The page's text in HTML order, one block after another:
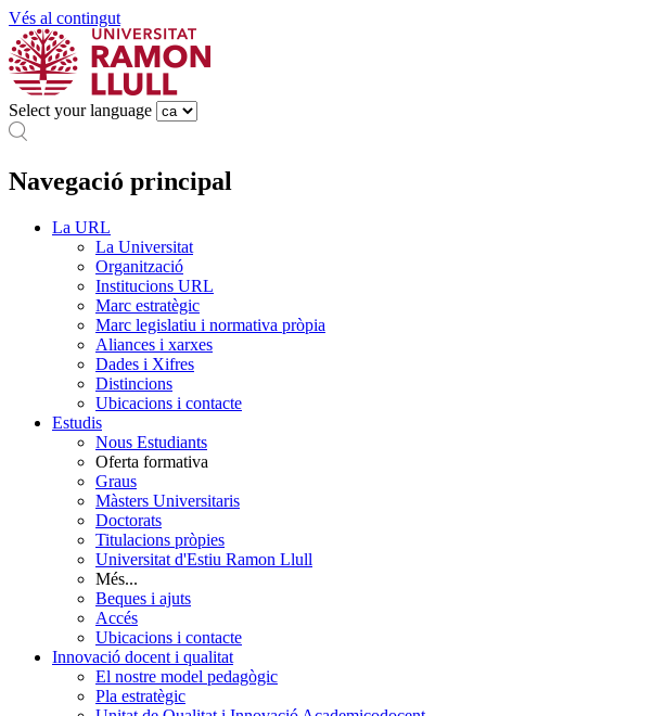
Vés al contingut
Select your language
Navegació principal
La URL
La Universitat
Organització
Institucions URL
Marc estratègic
Marc legislatiu i normativa pròpia
Aliances i xarxes
Dades i Xifres
Distincions
Ubicacions i contacte
Estudis
Nous Estudiants
Oferta formativa
Graus
Màsters Universitaris
Doctorats
Titulacions pròpies
Universitat d'Estiu Ramon Llull
Més...
Beques i ajuts
Accés
Ubicacions i contacte
Innovació docent i qualitat
El nostre model pedagògic
Pla estratègic